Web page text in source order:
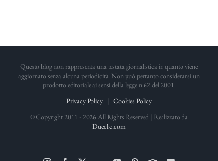
Questo blog non rappresenta una testata giornalistica in quanto viene
aggiornato senza alcuna periodicità. Non può pertanto considerarsi un
prodotto editoriale ai sensi della legge n.62 del 2001.
Privacy Policy | Cookies Policy
© Copyright 2011 - 2026 All Rights Reserved | Realizzato da
Dueclic.com